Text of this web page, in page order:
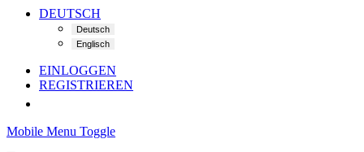
DEUTSCH
EINLOGGEN
REGISTRIEREN
Mobile Menu Toggle